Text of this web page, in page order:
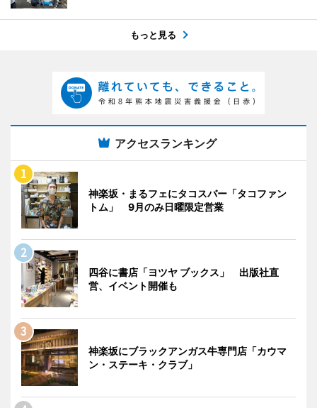
もっと見る
アクセスランキング
神楽坂・まるフェにタコスバー「タコファン
トム」 9月のみ日曜限定営業
四谷に書店「ヨツヤ ブックス」 出版社直
営、イベント開催も
神楽坂にブラックアンガス牛専門店「カウマ
ン・ステーキ・クラブ」